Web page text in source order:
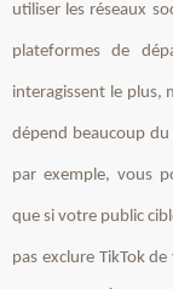
utiliser les réseaux
plateformes de
interagissent le plus,
dépend beaucoup du
par exemple, vous
que si votre public
pas exclure TikTok